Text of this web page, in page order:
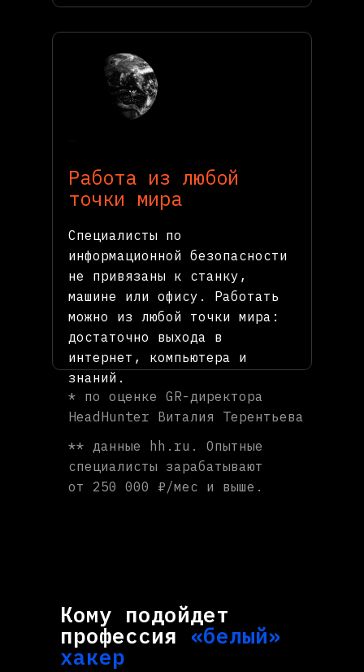
Работа из любой
точки мира
Специалисты по
информационной безопасности
не привязаны к станку,
машине или офису. Работать
можно из любой точки мира:
достаточно выхода в
интернет, компьютера и
знаний.
* по оценке GR-директора
HeadHunter Виталия Терентьева
** данные hh.ru. Опытные
специалисты зарабатывают
от 250 000 ₽/мес и выше.
Кому подойдет
профессия «белый»
хакер